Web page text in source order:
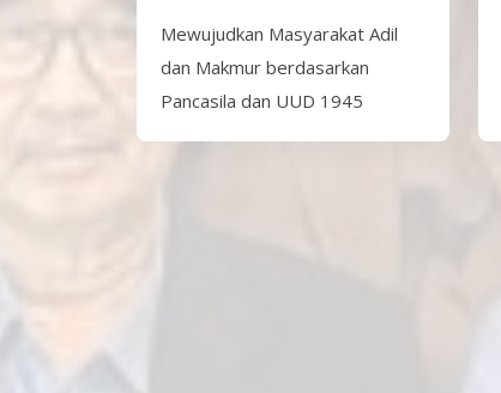
Mewujudkan Masyarakat Adil
dan Makmur berdasarkan
Pancasila dan UUD 1945